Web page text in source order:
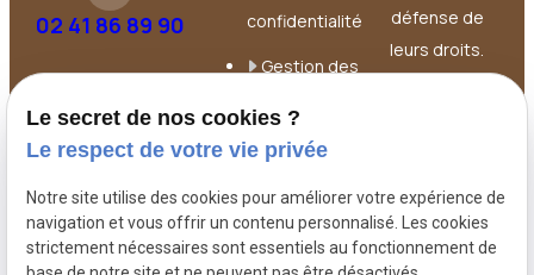
02 41 86 89 90
confidentialité
Gestion des
défense de
leurs droits.
Elle intervient à
contrat, litiges,
licenciements,
Le secret de nos cookies ?
Le respect de votre vie privée
Notre site utilise des cookies pour améliorer votre expérience de
navigation et vous offrir un contenu personnalisé. Les cookies
strictement nécessaires sont essentiels au fonctionnement de